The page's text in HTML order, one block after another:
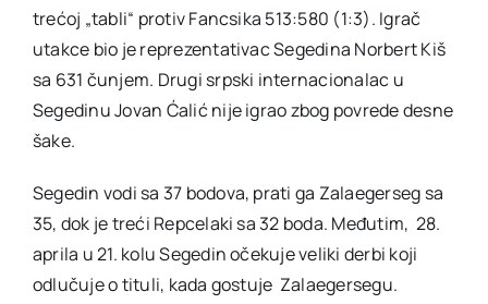
trećoj „tabli“ protiv Fancsika 513:580 (1:3). Igrač
utakce bio je reprezentativac Segedina Norbert Kiš
sa 631 čunjem. Drugi srpski internacionalac u
Segedinu Jovan Ćalić nije igrao zbog povrede desne
šake.
Segedin vodi sa 37 bodova, prati ga Zalaegerseg sa
35, dok je treći Repcelaki sa 32 boda. Međutim, 28.
aprila u 21. kolu Segedin očekuje veliki derbi koji
odlučuje o tituli, kada gostuje Zalaegersegu.